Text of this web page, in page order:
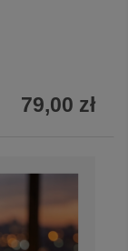
79,00 zł